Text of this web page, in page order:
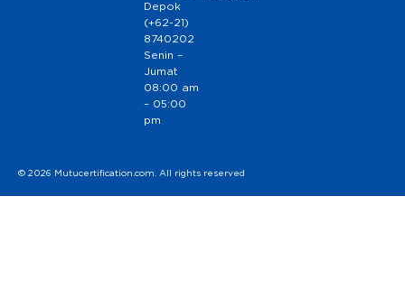
Depok
(+62-21)
8740202
Senin –
Jumat
08:00 am
– 05:00
pm
© 2026 Mutucertification.com. All rights reserved